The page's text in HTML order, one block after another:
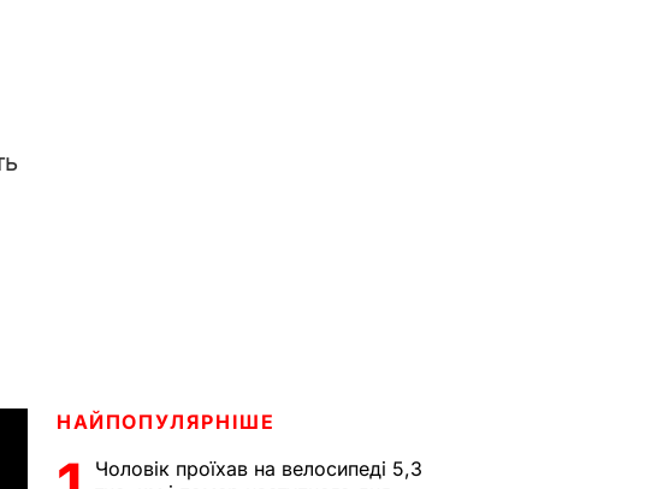
НАЙПОПУЛЯРНІШЕ
Чоловік проїхав на велосипеді 5,3